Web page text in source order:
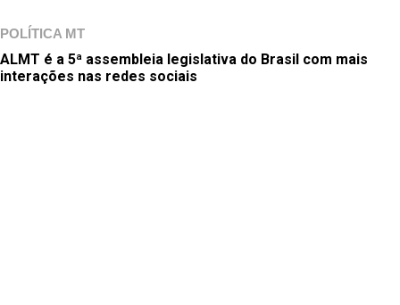
POLÍTICA MT
ALMT é a 5ª assembleia legislativa do Brasil com mais
interações nas redes sociais